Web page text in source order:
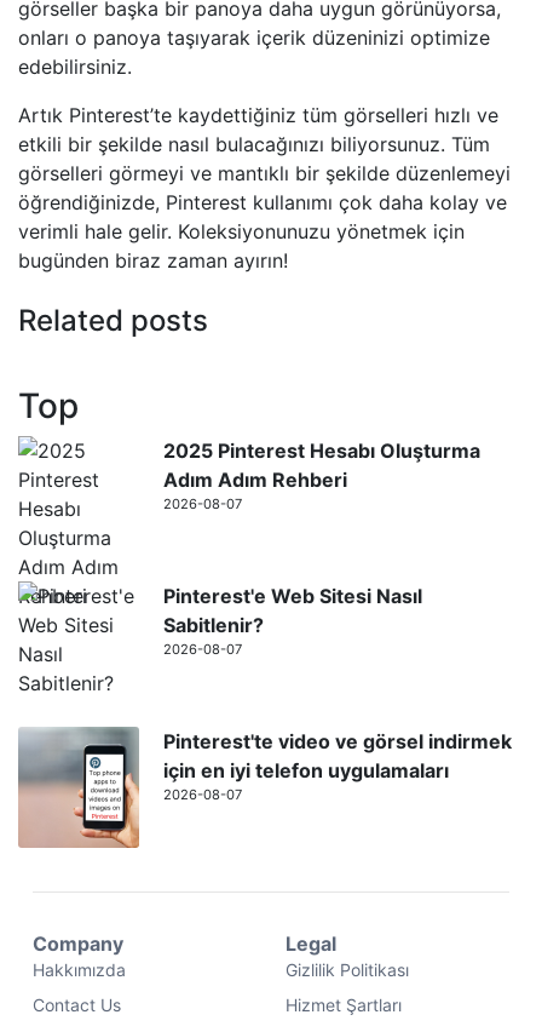
görseller başka bir panoya daha uygun görünüyorsa,
onları o panoya taşıyarak içerik düzeninizi optimize
edebilirsiniz.
Artık Pinterest’te kaydettiğiniz tüm görselleri hızlı ve
etkili bir şekilde nasıl bulacağınızı biliyorsunuz. Tüm
görselleri görmeyi ve mantıklı bir şekilde düzenlemeyi
öğrendiğinizde, Pinterest kullanımı çok daha kolay ve
verimli hale gelir. Koleksiyonunuzu yönetmek için
bugünden biraz zaman ayırın!
Related posts
Top
2025 Pinterest Hesabı Oluşturma
Adım Adım Rehberi
2026-08-07
Pinterest'e Web Sitesi Nasıl
Sabitlenir?
2026-08-07
Pinterest'te video ve görsel indirmek
için en iyi telefon uygulamaları
2026-08-07
Company
Hakkımızda
Contact Us
Legal
Gizlilik Politikası
Hizmet Şartları